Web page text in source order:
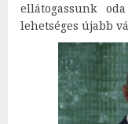
ellátogassunk
lehetséges újabb